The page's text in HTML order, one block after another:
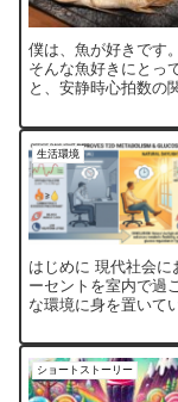
僕は、魚が好きです
そんな魚好きにとっ
と、安静時心拍数の
生活環境
はじめに 現代社会
ーセントを室内で過
な環境に身を置いて
ショートストーリー